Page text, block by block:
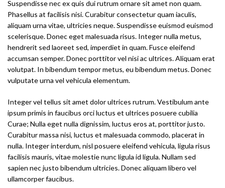
Suspendisse nec ex quis dui rutrum ornare sit amet non quam.
Phasellus at facilisis nisi. Curabitur consectetur quam iaculis,
aliquam urna vitae, ultricies neque. Suspendisse euismod euismod
scelerisque. Donec eget malesuada risus. Integer nulla metus,
hendrerit sed laoreet sed, imperdiet in quam. Fusce eleifend
accumsan semper. Donec porttitor vel nisi ac ultrices. Aliquam erat
volutpat. In bibendum tempor metus, eu bibendum metus. Donec
vulputate urna vel vehicula elementum.
Integer vel tellus sit amet dolor ultrices rutrum. Vestibulum ante
ipsum primis in faucibus orci luctus et ultrices posuere cubilia
Curae; Nulla eget nulla dignissim, luctus eros at, porttitor justo.
Curabitur massa nisi, luctus et malesuada commodo, placerat in
nulla. Integer interdum, nisl posuere eleifend vehicula, ligula risus
facilisis mauris, vitae molestie nunc ligula id ligula. Nullam sed
sapien nec justo bibendum ultricies. Donec aliquam libero vel
ullamcorper faucibus.